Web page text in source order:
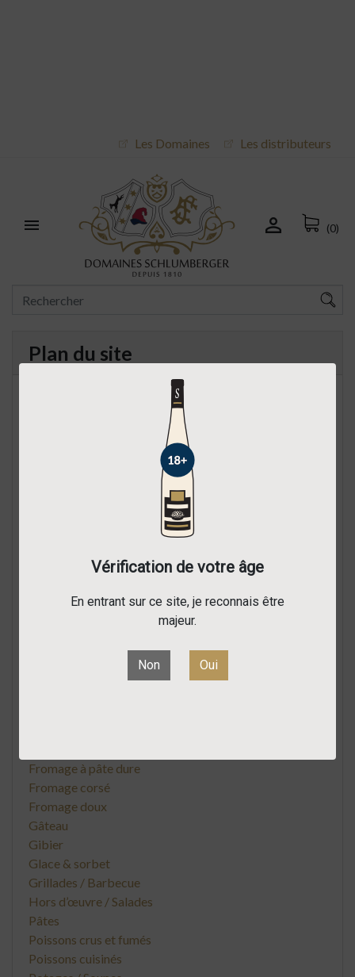
Vérification de votre âge
En entrant sur ce site, je reconnais être
majeur.
Non Oui
Les Domaines Les distributeurs
  (0)
Plan du site
Les Lieux-Dits
Les Grands Crus
Les Collections
Fromage à pâte dure
Fromage corsé
Fromage doux
Gâteau
Gibier
Glace & sorbet
Grillades / Barbecue
Hors d’œuvre / Salades
Pâtes
Poissons crus et fumés
Poissons cuisinés